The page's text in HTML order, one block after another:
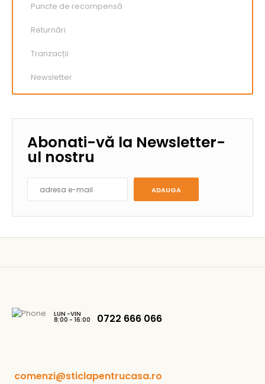
Puncte de recompensă
Returnări
Tranzacții
Newsletter
Abonati-vă la Newsletter-
ul nostru
ADAUGA
LUN -VIN
8:00 - 16:00 0722 666 066
comenzi@sticlapentrucasa.ro